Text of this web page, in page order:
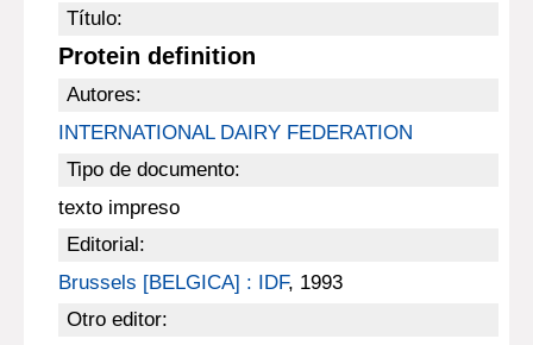
Título:
Protein definition
Autores:
INTERNATIONAL DAIRY FEDERATION
Tipo de documento:
texto impreso
Editorial:
Brussels [BELGICA] : IDF, 1993
Otro editor: